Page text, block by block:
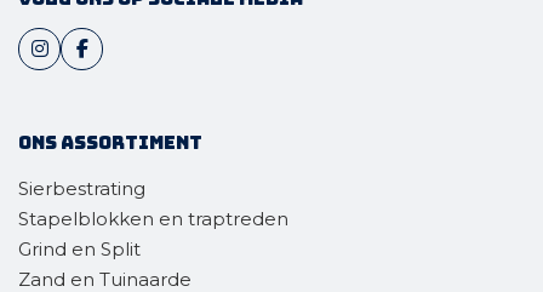
Ons assortiment
Sierbestrating
Stapelblokken en traptreden
Grind en Split
Zand en Tuinaarde